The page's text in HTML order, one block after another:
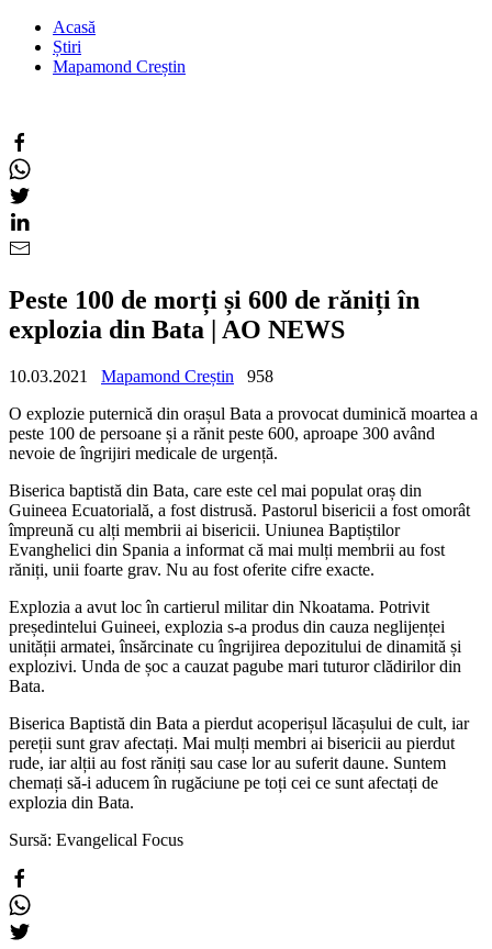
Acasă
Știri
Mapamond Creștin
Peste 100 de morți și 600 de răniți în
explozia din Bata | AO NEWS
10.03.2021 Mapamond Creștin
958
O explozie puternică din orașul Bata a provocat duminică moartea a
peste 100 de persoane și a rănit peste 600, aproape 300 având
nevoie de îngrijiri medicale de urgență.
Biserica baptistă din Bata, care este cel mai populat oraș din
Guineea Ecuatorială, a fost distrusă. Pastorul bisericii a fost omorât
împreună cu alți membrii ai bisericii. Uniunea Baptiștilor
Evanghelici din Spania a informat că mai mulți membrii au fost
răniți, unii foarte grav. Nu au fost oferite cifre exacte.
Explozia a avut loc în cartierul militar din Nkoatama. Potrivit
președintelui Guineei, explozia s-a produs din cauza neglijenței
unității armatei, însărcinate cu îngrijirea depozitului de dinamită și
explozivi. Unda de șoc a cauzat pagube mari tuturor clădirilor din
Bata.
Biserica Baptistă din Bata a pierdut acoperișul lăcașului de cult, iar
pereții sunt grav afectați. Mai mulți membri ai bisericii au pierdut
rude, iar alții au fost răniți sau case lor au suferit daune. Suntem
chemați să-i aducem în rugăciune pe toți cei ce sunt afectați de
explozia din Bata.
Sursă: Evangelical Focus